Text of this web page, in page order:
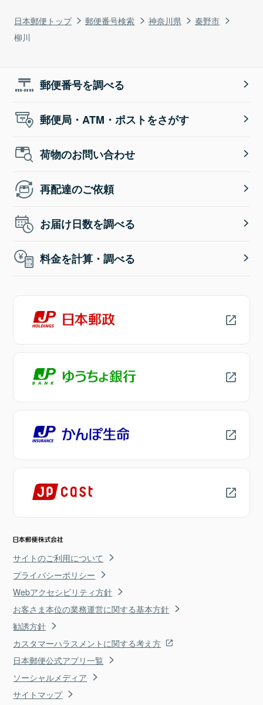
日本郵便トップ 郵便番号検索 神奈川県
秦野市
柳川
郵便番号を調べる
郵便局・ATM・ポストをさがす
荷物のお問い合わせ
再配達のご依頼
お届け日数を調べる
料金を計算・調べる
サイトのご利用について
プライバシーポリシー
Webアクセシビリティ方針
お客さま本位の業務運営に関する基本方針
勧誘方針
カスタマーハラスメントに関する考え方
日本郵便公式アプリ一覧
ソーシャルメディア
サイトマップ